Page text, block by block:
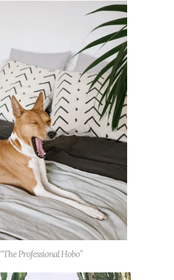
“The Professional Hobo”